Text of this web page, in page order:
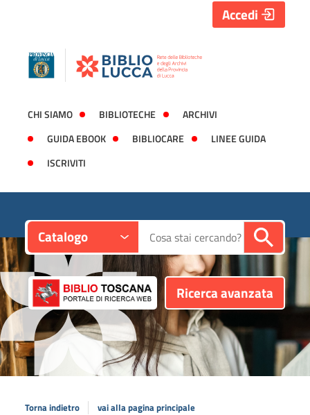
CHI SIAMO BIBLIOTECHE
ARCHIVI
GUIDA EBOOK
BIBLIOCARE
LINEE GUIDA
ISCRIVITI
Accedi
Catalogo Cerca su "Catalogo"
Ricerca avanzata
Torna indietro vai alla pagina principale